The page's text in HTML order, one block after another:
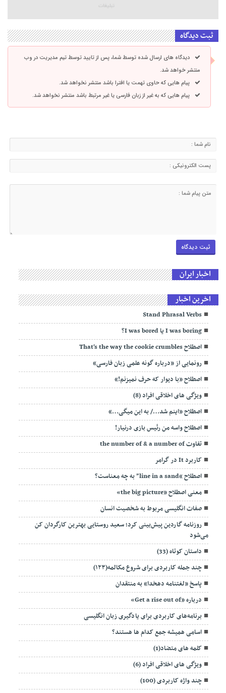
ثبت دیدگاه
دیدگاه های ارسال شده توسط شما، پس از تایید توسط تیم مدیریت در وب
منتشر خواهد شد.
پیام هایی که حاوی تهمت یا افترا باشد منتشر نخواهد شد.
پیام هایی که به غیر از زبان فارسی یا غیر مرتبط باشد منتشر نخواهد شد.
اخبار ایران
اخرین اخبار
Stand Phrasal Verbs
I was boring یا I was bored؟
اصطلاح That’s the way the cookie crumbles
رونمایی از «درباره گونه علمی زبان فارسی»
اصطلاح «با دیوار که حرف نمیزنم!»
ویژگی های اخلاقی افراد (8)
اصطلاح «اینم شد…/ به این میگی…»
اصطلاح واسه من رئیس بازی درنیار!
تفاوت the number of & a number of
کاربرد It در گرامر
اصطلاح “line in a sand” به چه معناست؟
معنی اصطلاح «the big picture»
صفات انگلیسی مربوط به شخصیت انسان
روزنامه گاردین پیش‌بینی کرد؛ سعید روستایی بهترین کارگردان کن
می‌شود
داستان کوتاه (33)
چند جمله کاربردی برای شروع مکالمه(۱۲۳)
پاسخ «لغتنامه دهخدا» به منتقدان
درباره «Get a rise out of»
برنامه‌های کاربردی برای یادگیری زبان انگلیسی
اسامی همیشه جمع کدام ها هستند؟
کلمه های متضاد(1)
ویژگی های اخلاقی افراد (6)
چند واژه کاربردی (100)